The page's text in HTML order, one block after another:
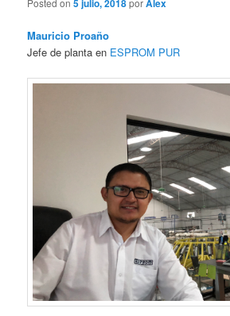
Posted on5 julio, 2018porAlex
Mauricio Proaño
Jefe de planta en ESPROM PUR